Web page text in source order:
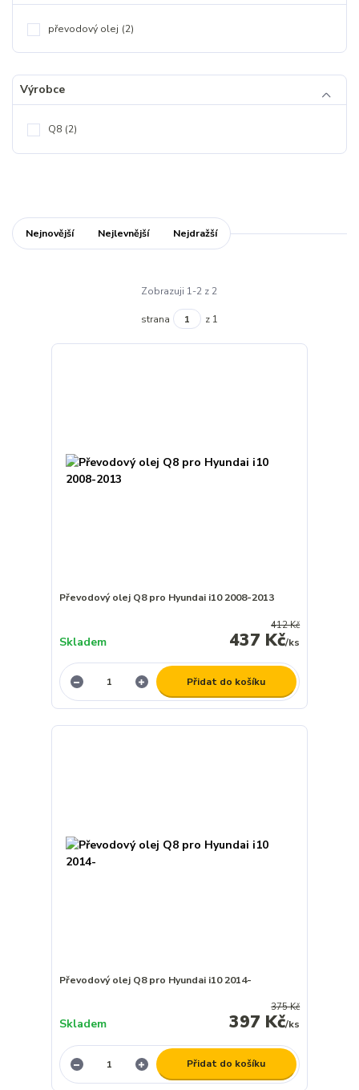
převodový olej (2)
Výrobce
Q8 (2)
Nejnovější Nejlevnější Nejdražší
Zobrazuji 1-2 z 2
strana z 1
Převodový olej Q8 pro Hyundai i10 2008-2013
412 Kč
437 Kč/ks
Skladem
Přidat do košíku
Převodový olej Q8 pro Hyundai i10 2014-
375 Kč
397 Kč/ks
Skladem
Přidat do košíku